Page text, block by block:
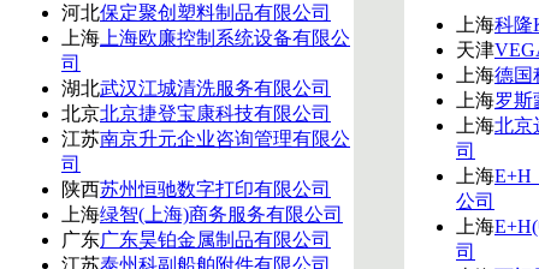
河北保定聚创塑料制品有限公司
上海 上海欧廉控制系统设备有限公
司
湖北武汉江城清洗服务有限公司
北京北京捷登宝康科技有限公司
江苏南京升元企业咨询管理有限公
司
陕西苏州恒驰数字打印有限公司
上海绿智(上海)商务服务有限公司
广东广东昊铂金属制品有限公司
江苏泰州科副船舶附件有限公司
上海科隆
天津
上海德国
上海罗斯
上海北京
司
上海E+H
公司
上海
司